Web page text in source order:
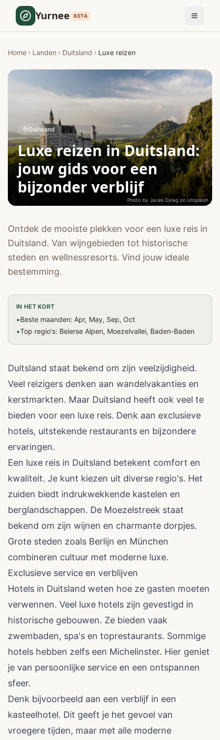
Yurnee BETA
Home Landen Duitsland Luxe reizen
Duitsland
Luxe reizen in Duitsland:
jouw gids voor een
bijzonder verblijf
Photo by Jacek Dylag on Unsplash
Ontdek de mooiste plekken voor een luxe reis in
Duitsland. Van wijngebieden tot historische
steden en wellnessresorts. Vind jouw ideale
bestemming.
IN HET KORT
•Beste maanden: Apr, May, Sep, Oct
•Top regio's: Beierse Alpen, Moezelvallei, Baden-Baden
Duitsland staat bekend om zijn veelzijdigheid.
Veel reizigers denken aan wandelvakanties en
kerstmarkten. Maar Duitsland heeft ook veel te
bieden voor een luxe reis. Denk aan exclusieve
hotels, uitstekende restaurants en bijzondere
ervaringen.
Een luxe reis in Duitsland betekent comfort en
kwaliteit. Je kunt kiezen uit diverse regio's. Het
zuiden biedt indrukwekkende kastelen en
berglandschappen. De Moezelstreek staat
bekend om zijn wijnen en charmante dorpjes.
Grote steden zoals Berlijn en München
combineren cultuur met moderne luxe.
Exclusieve service en verblijven
Hotels in Duitsland weten hoe ze gasten moeten
verwennen. Veel luxe hotels zijn gevestigd in
historische gebouwen. Ze bieden vaak
zwembaden, spa's en toprestaurants. Sommige
hotels hebben zelfs een Michelinster. Hier geniet
je van persoonlijke service en een ontspannen
sfeer.
Denk bijvoorbeeld aan een verblijf in een
kasteelhotel. Dit geeft je het gevoel van
vroegere tijden, maar met alle moderne